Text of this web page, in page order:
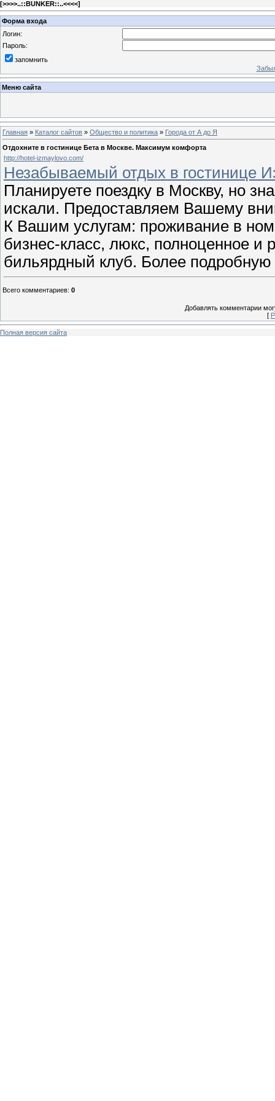
[>>>>..::BUNKER::..<<<<]
Форма входа
Логин:
Пароль:
запомнить
Меню сайта
Главная » Каталог сайтов » Общество и политика » Города от А до Я
Отдохните в гостинице Бета в Москве. Максимум комфорта
http://hotel-izmaylovo.com/
Незабываемый отдых в гостинице
Планируете поездку в Москву, но
искали. Предоставляем Вашему
К Вашим услугам: проживание в
бизнес-класс, люкс, полноценное и
бильярдный клуб. Более
Всего комментариев: 0
Добавлять комментарии
[
Полная версия сайта